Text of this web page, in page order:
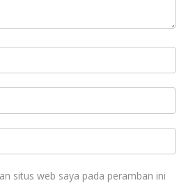
situs web saya pada peramban ini